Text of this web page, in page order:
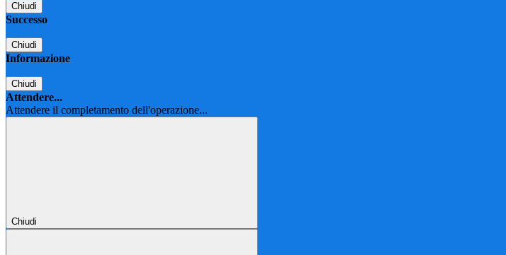
Chiudi
Successo
Chiudi
Informazione
Chiudi
Attendere...
Attendere il completamento dell'operazione...
Chiudi